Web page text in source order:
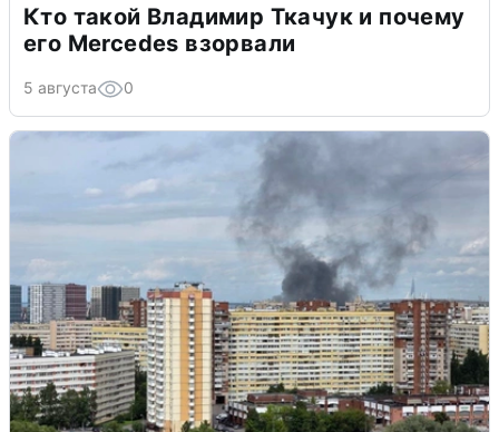
Кто такой Владимир Ткачук и почему
его Mercedes взорвали
5 августа 0